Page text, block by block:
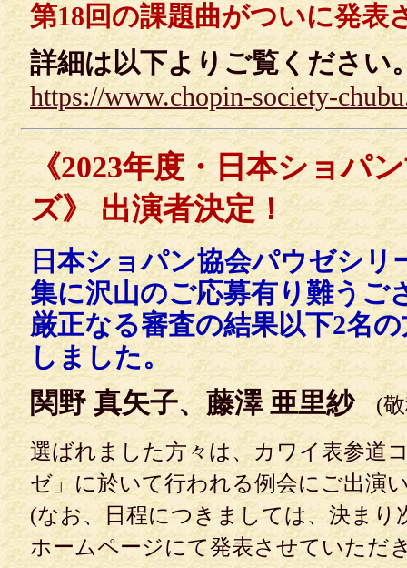
第18回の課題曲がついに発表
詳細は以下よりご覧ください
https://www.chopin-society-
《2023年度・日本ショパ
ズ》 出演者決定！
日本ショパン協会パウゼシリ
集に沢山のご応募有り難うご
厳正なる審査の結果以下2名
しました。
関野 真矢子、藤澤 亜里紗(敬
選ばれました方々は、カワイ表参道
ゼ」に於いて行われる例会にご出演
(なお、日程につきましては、決まり
ホームページにて発表させていただ